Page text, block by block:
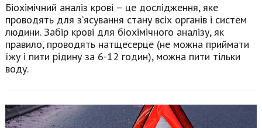
Біохімічний аналіз крові – це дослідження, яке
проводять для з’ясування стану всіх органів і систем
людини. Забір крові для біохімічного аналізу, як
правило, проводять натщесерце (не можна приймати
їжу і пити рідину за 6-12 годин), можна пити тільки
воду.